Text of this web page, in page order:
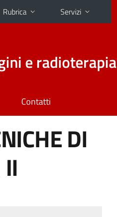
Rubrica Servizi
e radioterapia
Contatti
DI